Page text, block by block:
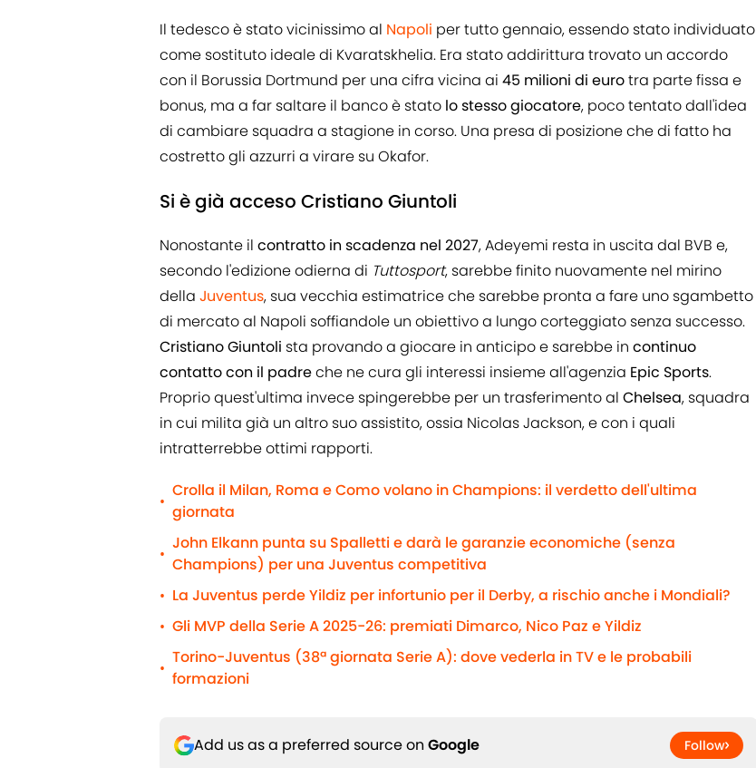
Il tedesco è stato vicinissimo al Napoli per tutto gennaio, essendo stato individuato
come sostituto ideale di Kvaratskhelia. Era stato addirittura trovato un accordo
con il Borussia Dortmund per una cifra vicina ai 45 milioni di eurotra parte fissa e
bonus, ma a far saltare il banco è stato lo stesso giocatore, poco tentato dall'idea
di cambiare squadra a stagione in corso. Una presa di posizione che di fatto ha
costretto gli azzurri a virare su Okafor.
Si è già acceso Cristiano Giuntoli
Nonostante il contratto in scadenza nel 2027, Adeyemi resta in uscita dal BVB e,
secondo l'edizione odierna di Tuttosport, sarebbe finito nuovamente nel mirino
della Juventus, sua vecchia estimatrice che sarebbe pronta a fare uno sgambetto
di mercato al Napoli soffiandole un obiettivo a lungo corteggiato senza successo.
Cristiano Giuntoli sta provando a giocare in anticipo e sarebbe in continuo
contatto con il padreche ne cura gli interessi insieme all'agenzia Epic Sports.
Proprio quest'ultima invece spingerebbe per un trasferimento al Chelsea, squadra
in cui milita già un altro suo assistito, ossia Nicolas Jackson, e con i quali
intratterrebbe ottimi rapporti.
•
Crolla il Milan, Roma e Como volano in Champions: il verdetto dell'ultima
giornata
•
John Elkann punta su Spalletti e darà le garanzie economiche (senza
Champions) per una Juventus competitiva
• La Juventus perde Yildiz per infortunio per il Derby, a rischio anche i Mondiali?
• Gli MVP della Serie A 2025-26: premiati Dimarco, Nico Paz e Yildiz
•
Torino-Juventus (38ª giornata Serie A): dove vederla in TV e le probabili
formazioni
Add us as a preferred source on Google Follow